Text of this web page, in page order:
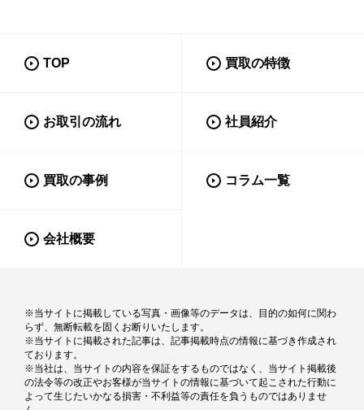
TOP 買取の特徴
お取引の流れ 社員紹介
買取の事例 コラム一覧
会社概要
※当サイトに掲載している写真・画像等のデータは、目的の如何に関わ
らず、無断転載を固くお断りいたします。
※当サイトに掲載された記事は、記事掲載時点の情報に基づき作成され
ております。
※当社は、当サイトの内容を保証をするものではなく、当サイト掲載後
の法令等の改正やお客様が当サイトの情報に基づいて起こされた行動に
よって生じたいかなる損害・不利益等の責任を負うものではありませ